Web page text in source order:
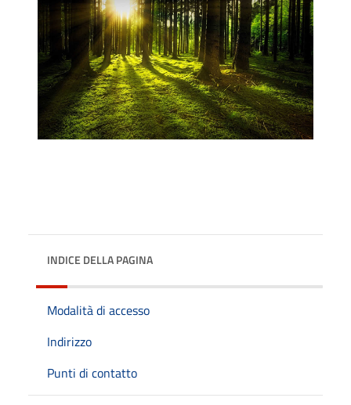
INDICE DELLA PAGINA
Modalità di accesso
Indirizzo
Punti di contatto